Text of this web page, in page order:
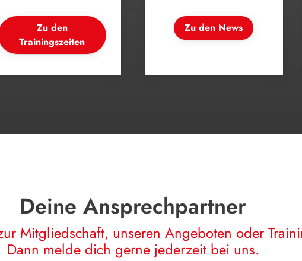
Zu den
Trainingszeiten
Zu den News
Deine Ansprechpartner
Mitgliedschaft, unseren Angeboten oder
Dann melde dich gerne jederzeit bei uns.